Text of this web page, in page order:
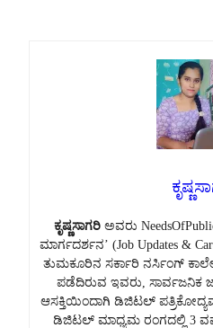
ಕೃಷ್ಣಸಾಗರಿ ಅವರು
ಮಾರ್ಗದರ್ಶನ’ (Job Updates &
ತುಮಕೂರಿನ ಸರ್ಕಾರಿ ನರ್ಸಿಂಗ್
ಪಡೆದಿರುವ ಇವರು, ಸಾರ್ವಜನಿಕ
ಆಸಕ್ತಿಯಿಂದಾಗಿ ಡಿಜಿಟಲ್ ಪತ್ರಿಕೋದ್ಯಮ
ಡಿಜಿಟಲ್ ಮಾಧ್ಯಮ ರಂಗದಲ್ಲಿ 3